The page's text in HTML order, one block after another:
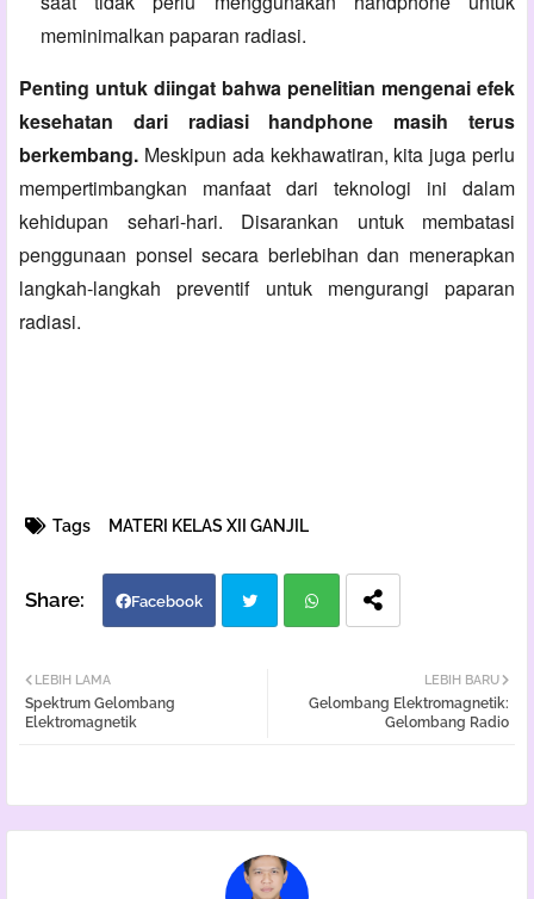
meminimalkan paparan radiasi.
Penting untuk diingat bahwa penelitian mengenai efek
kesehatan dari radiasi handphone masih terus
berkembang. Meskipun ada kekhawatiran, kita juga perlu
mempertimbangkan manfaat dari teknologi ini dalam
kehidupan sehari-hari. Disarankan untuk membatasi
penggunaan ponsel secara berlebihan dan menerapkan
langkah-langkah preventif untuk mengurangi paparan
radiasi.
Tags MATERI KELAS XII GANJIL
Facebook
atsa
LEBIH BARU
Gelombang Elektromagnetik:
Gelombang Radio
LEBIH LAMA
Spektrum Gelombang
Elektromagnetik